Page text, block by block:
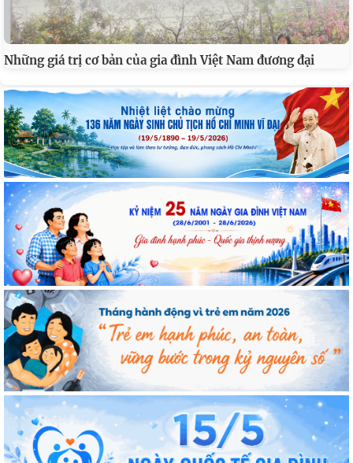
Những giá trị cơ bản của gia đình Việt Nam đương đại
Đưa quan hệ Việt Nam - Australia trở thành hình mẫu hợp
tác về khoa học, công nghệ
Cán bộ Viện Nghiên cứu Con người, Gia đình và Giới tham dự
Hội nghị tập huấn chuyên môn nghiệp vụ
Hội nghị tập huấn chuyên môn, nghiệp vụ năm 2026 của